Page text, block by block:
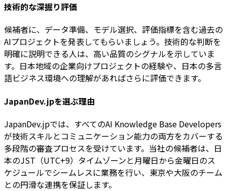
技術的な深掘り評価
候補者に、データ準備、モデル選択、評価指標を含む過去の
AIプロジェクトを発表してもらいましょう。技術的な判断を
明確に説明できる人は、高い品質のシグナルを示していま
す。日本地域の企業向けプロジェクトの経験や、日本の多言
語ビジネス環境への理解があればさらに評価できます。
JapanDev.jpを選ぶ理由
JapanDev.jpでは、すべてのAI Knowledge Base Developers
が技術スキルとコミュニケーション能力の両方をカバーする
多段階の審査プロセスを受けています。当社の候補者は、日
本のJST（UTC+9）タイムゾーンと月曜日から金曜日のス
ケジュールでシームレスに業務を行い、東京や大阪のチーム
との円滑な連携を保証します。